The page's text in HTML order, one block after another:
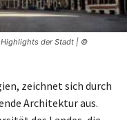
Highlights der Stadt | ©
zeichnet sich durch
Architektur aus.